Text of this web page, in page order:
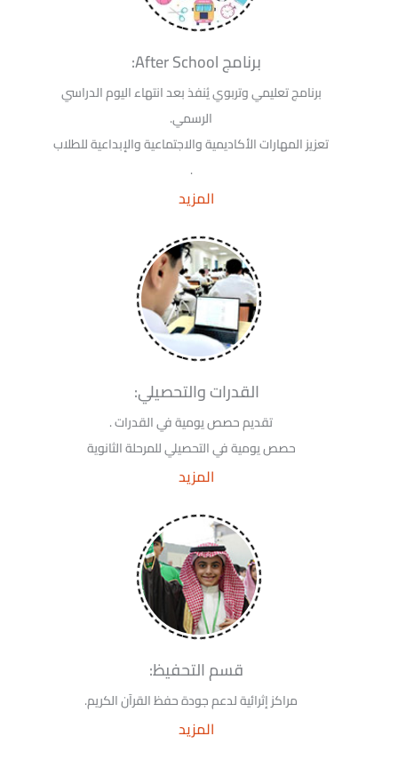
برنامج After School:
برنامج تعليمي وتربوي يُنفذ بعد انتهاء اليوم الدراسي
الرسمي.
تعزيز المهارات الأكاديمية والاجتماعية والإبداعية للطلاب
.
المزيد
القدرات والتحصيلي:
تقديم حصص يومية في القدرات .
حصص يومية في التحصيلي للمرحلة الثانوية
المزيد
قسم التحفيظ:
مراكز إثرائية لدعم جودة حفظ القرآن الكريم.
المزيد